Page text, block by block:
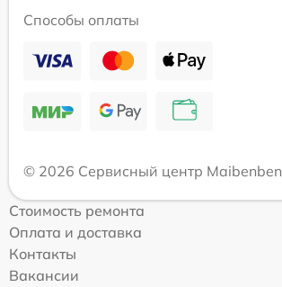
Способы оплаты
© 2026 Сервисный центр Maibenben
Стоимость ремонта
Оплата и доставка
Контакты
Вакансии